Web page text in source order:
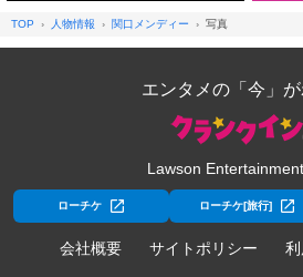
TOP 人物情報 関口メンディー 写真
エンタメの「今」
Lawson
ローチケ ローチケ[旅行]
会社概要 サイトポリシー